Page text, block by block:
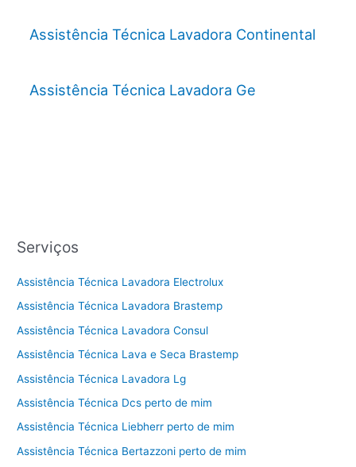
Assistência Técnica Lavadora Continental
Assistência Técnica Lavadora Ge
Serviços
Assistência Técnica Lavadora Electrolux
Assistência Técnica Lavadora Brastemp
Assistência Técnica Lavadora Consul
Assistência Técnica Lava e Seca Brastemp
Assistência Técnica Lavadora Lg
Assistência Técnica Dcs perto de mim
Assistência Técnica Liebherr perto de mim
Assistência Técnica Bertazzoni perto de mim